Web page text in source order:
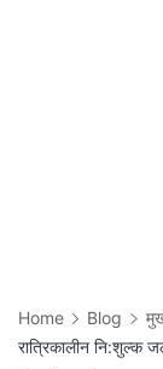
Home Blog
रात्रिकालीन नि:शुल्क